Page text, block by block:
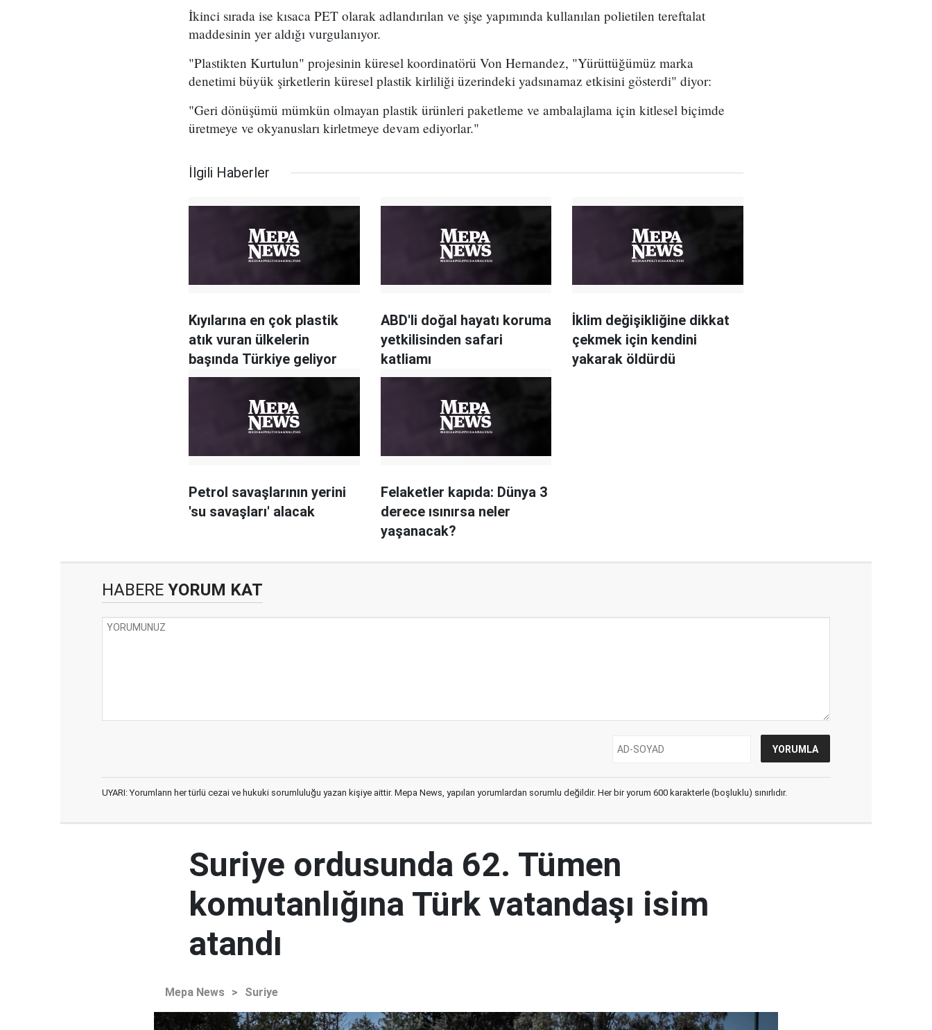
İkinci sırada ise kısaca PET olarak adlandırılan ve şişe yapımında kullanılan polietilen tereftalat
maddesinin yer aldığı vurgulanıyor.
"Plastikten Kurtulun" projesinin küresel koordinatörü Von Hernandez, "Yürüttüğümüz marka
denetimi büyük şirketlerin küresel plastik kirliliği üzerindeki yadsınamaz etkisini gösterdi" diyor:
"Geri dönüşümü mümkün olmayan plastik ürünleri paketleme ve ambalajlama için kitlesel biçimde
üretmeye ve okyanusları kirletmeye devam ediyorlar."
İlgili Haberler
Kıyılarına en çok plastik
atık vuran ülkelerin
başında Türkiye geliyor
ABD'li doğal hayatı koruma
yetkilisinden safari
katliamı
İklim değişikliğine dikkat
çekmek için kendini
yakarak öldürdü
Petrol savaşlarının yerini
'su savaşları' alacak
Felaketler kapıda: Dünya 3
derece ısınırsa neler
yaşanacak?
HABERE YORUM KAT
UYARI: Yorumların her türlü cezai ve hukuki sorumluluğu yazan kişiye aittir. Mepa News, yapılan yorumlardan sorumlu değildir. Her bir yorum 600 karakterle (boşluklu) sınırlıdır.
Suriye ordusunda 62. Tümen
komutanlığına Türk vatandaşı isim
atandı
Mepa News > Suriye